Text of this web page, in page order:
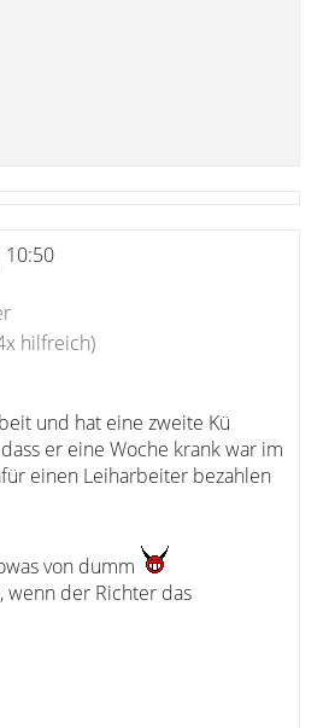
hilfreich)
und hat eine zweite Kü
er eine Woche krank war im
einen Leiharbeiter bezahlen
von dumm
wenn der Richter das